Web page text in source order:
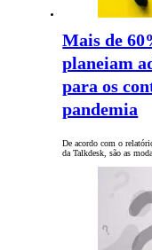
Mais de
planeiam
para os
pandemia
De acordo com o
da Talkdesk, são as